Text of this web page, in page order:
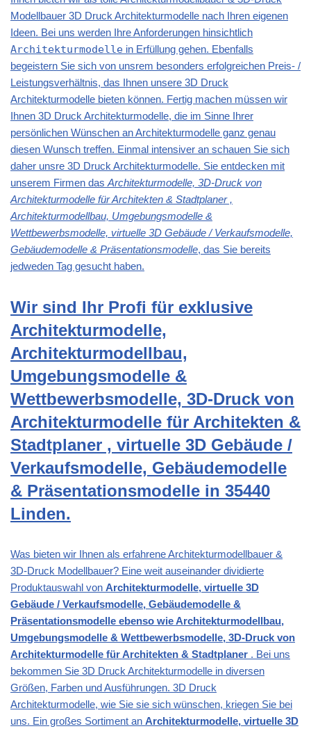
Modellbauer 3D Druck Architekturmodelle nach Ihren eigenen
Ideen. Bei uns werden Ihre Anforderungen hinsichtlich
Architekturmodelle in Erfüllung gehen. Ebenfalls
begeistern Sie sich von unsrem besonders erfolgreichen Preis- /
Leistungsverhältnis, das Ihnen unsere 3D Druck
Architekturmodelle bieten können. Fertig machen müssen wir
Ihnen 3D Druck Architekturmodelle, die im Sinne Ihrer
persönlichen Wünschen an Architekturmodelle ganz genau
diesen Wunsch treffen. Einmal intensiver an schauen Sie sich
daher unsre 3D Druck Architekturmodelle. Sie entdecken mit
unserem Firmen das Architekturmodelle, 3D-Druck von
Architekturmodelle für Architekten & Stadtplaner ,
Architekturmodellbau, Umgebungsmodelle &
Wettbewerbsmodelle, virtuelle 3D Gebäude / Verkaufsmodelle,
Gebäudemodelle & Präsentationsmodelle, das Sie bereits
jedweden Tag gesucht haben.
Wir sind Ihr Profi für exklusive
Architekturmodelle,
Architekturmodellbau,
Umgebungsmodelle &
Wettbewerbsmodelle, 3D-Druck von
Architekturmodelle für Architekten &
Stadtplaner , virtuelle 3D Gebäude /
Verkaufsmodelle, Gebäudemodelle
& Präsentationsmodelle in 35440
Linden.
Was bieten wir Ihnen als erfahrene Architekturmodellbauer &
3D-Druck Modellbauer? Eine weit auseinander dividierte
Produktauswahl von Architekturmodelle, virtuelle 3D
Gebäude / Verkaufsmodelle, Gebäudemodelle &
Präsentationsmodelle ebenso wie Architekturmodellbau,
Umgebungsmodelle & Wettbewerbsmodelle, 3D-Druck von
Architekturmodelle für Architekten & Stadtplaner . Bei uns
bekommen Sie 3D Druck Architekturmodelle in diversen
Größen, Farben und Ausführungen. 3D Druck
Architekturmodelle, wie Sie sie sich wünschen, kriegen Sie bei
uns. Ein großes Sortiment an Architekturmodelle, virtuelle 3D